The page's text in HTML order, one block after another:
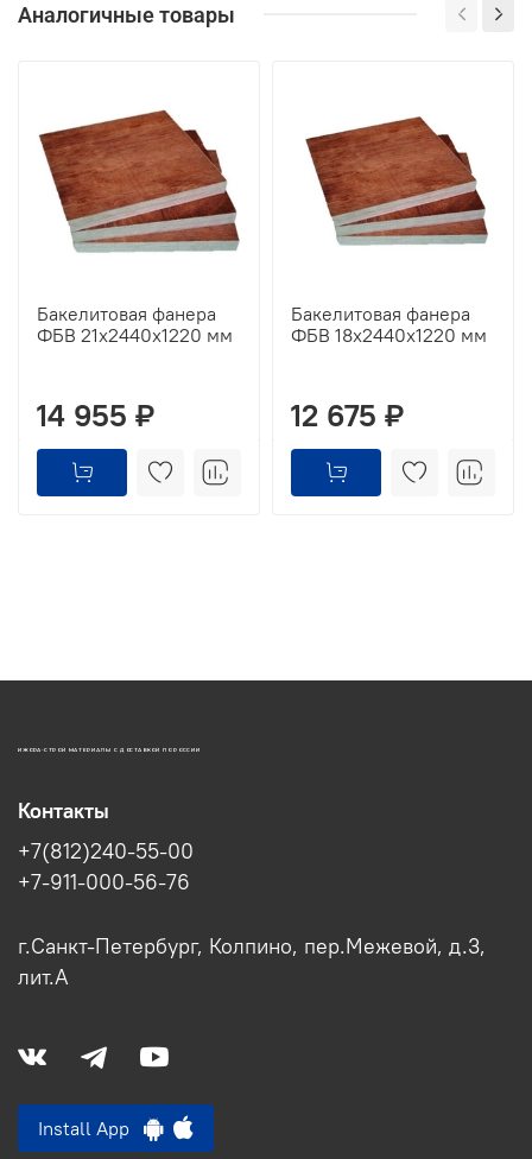
Аналогичные товары
Бакелитовая фанера
ФБВ 21х2440х1220 мм
14 955 ₽
Бакелитовая фанера
ФБВ 18х2440х1220 мм
12 675 ₽
ИЖОРА-СТРОЙ МАТЕРИАЛЫ С ДОСТАВКОЙ ПО РОССИИ
Контакты
+7(812)240-55-00
+7-911-000-56-76
г.Санкт-Петербург, Колпино, пер.Межевой, д.3,
лит.А
Install App